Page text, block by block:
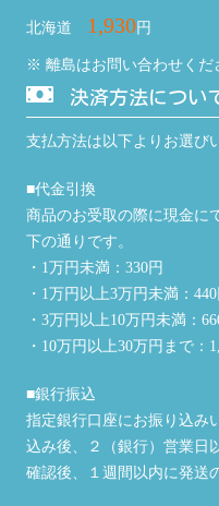
北海道 1,930円
※ 離島はお問い合わせくだ
決済方法につい
支払方法は以下よりお選び
■代金引換
商品のお受取の際に現金に
下の通りです。
・1万円未満：330円
・1万円以上3万円未満：440
・3万円以上10万円未満：
・10万円以上30万円まで：
■銀行振込
指定銀行口座にお振り込み
込み後、２（銀行）営業日
確認後、１週間以内に発送